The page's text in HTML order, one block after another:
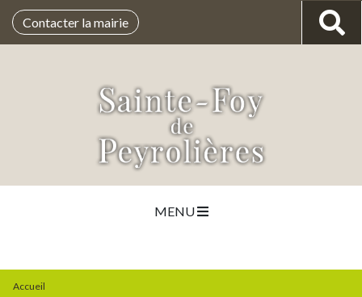
Contacter la mairie
MENU
Accueil